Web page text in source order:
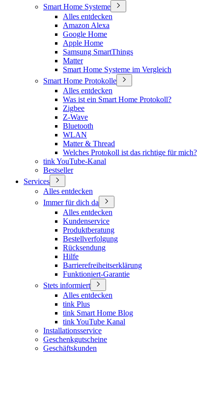
Smart Home Systeme
Alles entdecken
Amazon Alexa
Google Home
Apple Home
Samsung SmartThings
Matter
Smart Home Systeme im Vergleich
Smart Home Protokolle
Alles entdecken
Was ist ein Smart Home Protokoll?
Zigbee
Z-Wave
Bluetooth
WLAN
Matter & Thread
Welches Protokoll ist das richtige für mich?
tink YouTube-Kanal
Bestseller
Services
Alles entdecken
Immer für dich da
Alles entdecken
Kundenservice
Produktberatung
Bestellverfolgung
Rücksendung
Hilfe
Barrierefreiheitserklärung
Funktioniert-Garantie
Stets informiert
Alles entdecken
tink Plus
tink Smart Home Blog
tink YouTube Kanal
Installationsservice
Geschenkgutscheine
Geschäftskunden